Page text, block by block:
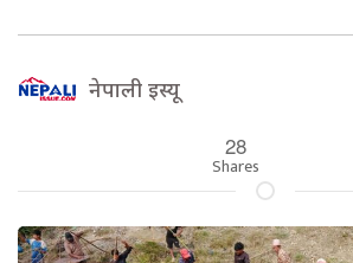
नेपाली इस्यू
28
Shares